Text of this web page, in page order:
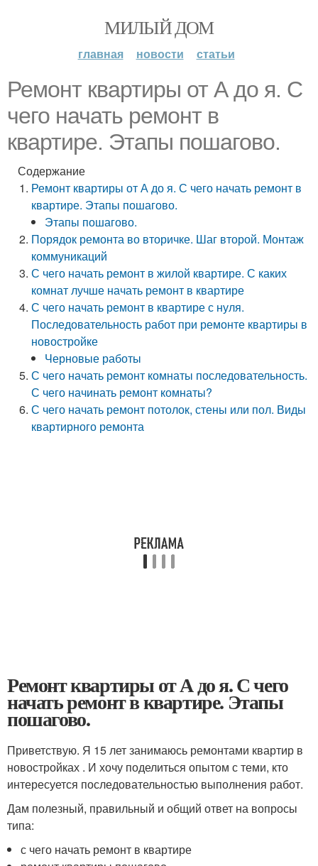
МИЛЫЙ ДОМ
главная новости статьи
Ремонт квартиры от А до я. С
чего начать ремонт в
квартире. Этапы пошагово.
Содержание
Ремонт квартиры от А до я. С чего начать ремонт в
квартире. Этапы пошагово.
Этапы пошагово.
Порядок ремонта во вторичке. Шаг второй. Монтаж
коммуникаций
С чего начать ремонт в жилой квартире. С каких
комнат лучше начать ремонт в квартире
С чего начать ремонт в квартире с нуля.
Последовательность работ при ремонте квартиры в
новостройке
Черновые работы
С чего начать ремонт комнаты последовательность.
С чего начинать ремонт комнаты?
С чего начать ремонт потолок, стены или пол. Виды
квартирного ремонта
Ремонт квартиры от А до я. С чего
начать ремонт в квартире. Этапы
пошагово.
Приветствую. Я 15 лет занимаюсь ремонтами квартир в
новостройках . И хочу поделиться опытом с теми, кто
интересуется последовательностью выполнения работ.
Дам полезный, правильный и общий ответ на вопросы
типа:
с чего начать ремонт в квартире